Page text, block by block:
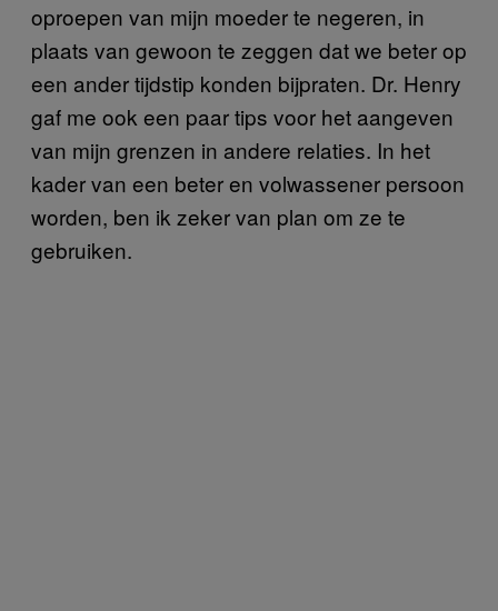
oproepen van mijn moeder te negeren, in
plaats van gewoon te zeggen dat we beter op
een ander tijdstip konden bijpraten. Dr. Henry
gaf me ook een paar tips voor het aangeven
van mijn grenzen in andere relaties. In het
kader van een beter en volwassener persoon
worden, ben ik zeker van plan om ze te
gebruiken.